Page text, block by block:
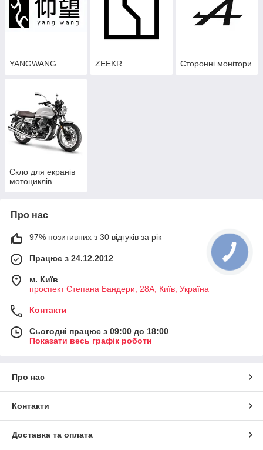
YANGWANG ZEEKR Сторонні монітори
Скло для екранів
мотоциклів
Про нас
97% позитивних з 30 відгуків за рік
Працює з 24.12.2012
м. Київ
проспект Степана Бандери, 28А, Київ, Україна
Контакти
Сьогодні працює з 09:00 до 18:00
Показати весь графік роботи
Про нас
Контакти
Доставка та оплата